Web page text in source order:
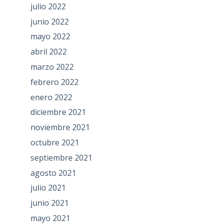
julio 2022
junio 2022
mayo 2022
abril 2022
marzo 2022
febrero 2022
enero 2022
diciembre 2021
noviembre 2021
octubre 2021
septiembre 2021
agosto 2021
julio 2021
junio 2021
mayo 2021